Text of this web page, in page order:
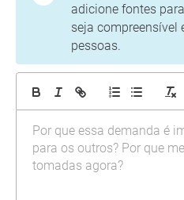
adicione fontes
seja compreensível
pessoas.